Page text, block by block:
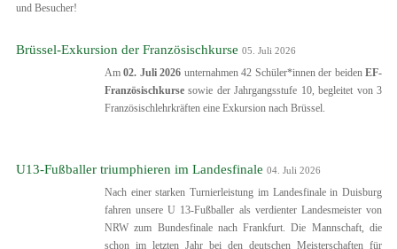
und Besucher!
Brüssel-Exkursion der Französischkurse 05. Juli 2026
Am02. Juli 2026 unternahmen 42 Schüler*innen der beidenEF-
Französischkurse sowie der Jahrgangsstufe 10, begleitet von 3
Französischlehrkräften eine Exkursion nach Brüssel.
U13-Fußballer triumphieren im Landesfinale 04. Juli 2026
Nach einer starken Turnierleistung im Landesfinale in Duisburg
fahren unsere U 13-Fußballer als verdienter Landesmeister von
NRW zum Bundesfinale nach Frankfurt. Die Mannschaft, die
schon im letzten Jahr bei den deutschen Meisterschaften für